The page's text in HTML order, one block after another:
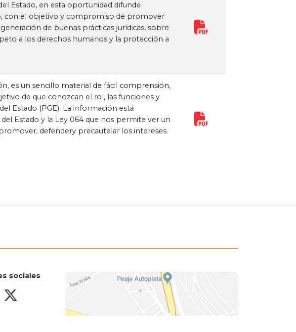
Estado, en esta oportunidad difunde
con el objetivo y compromiso de promover
de buenas prácticas jurídicas, sobre
a los derechos humanos y la protección a
es un sencillo material de fácil comprensión,
de que conozcan el rol, las funciones y
Estado (PGE). La información está
Estado y la Ley 064 que nos permite ver un
defendery precautelar los intereses
sociales